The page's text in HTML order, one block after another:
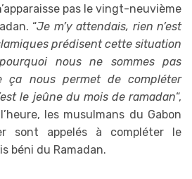
pas le vingt-neuvième
“Je m’y attendais, rien n’est
prédisent cette situation
nous ne sommes pas
ça nous permet de compléter
le jeûne du mois de ramadan“,
les musulmans du Gabon
sont appelés à compléter le
béni du Ramadan.